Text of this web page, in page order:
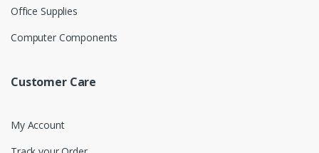
Office Supplies
Computer Components
Customer Care
My Account